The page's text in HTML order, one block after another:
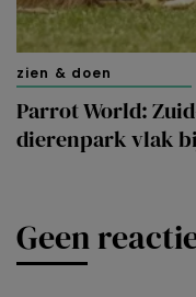
zien & doen
Parrot World:
dierenpark vlak
Geen